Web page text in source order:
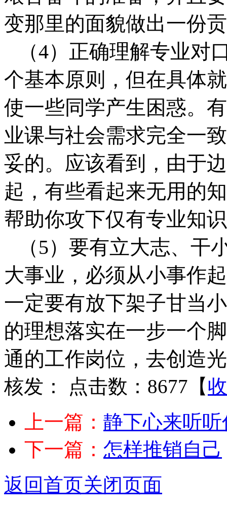
变那里的面貌做出一份
（4）正确理解专业对
个基本原则，但在具体
使一些同学产生困惑。
业课与社会需求完全一
妥的。应该看到，由于
起，有些看起来无用的
帮助你攻下仅有专业知
（5）要有立大志、干
大事业，必须从小事作
一定要有放下架子甘当
的理想落实在一步一个
通的工作岗位，去创造
核发： 点击数：8677 【
上一篇： 静下心来听
下一篇： 怎样推销自己
返回首页关闭页面